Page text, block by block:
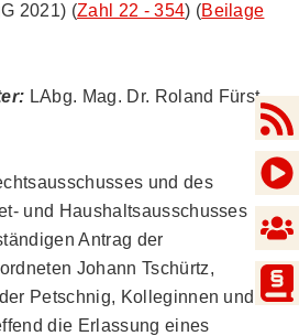
2021) (Zahl 22 - 354) (Beilage
LAbg. Mag. Dr. Roland Fürst
und des
und Haushaltsausschusses
Antrag der
Johann Tschürtz,
Petschnig, Kolleginnen und
die Erlassung eines